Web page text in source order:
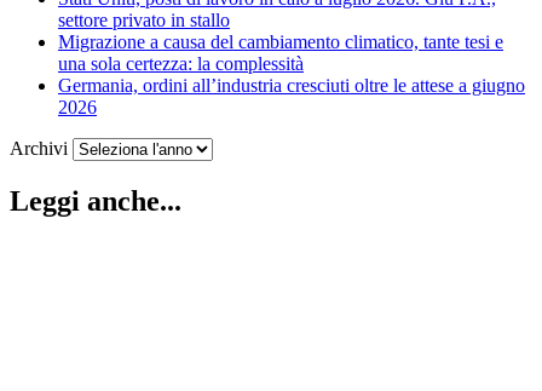
settore privato in stallo
Migrazione a causa del cambiamento climatico, tante tesi e
una sola certezza: la complessità
Germania, ordini all’industria cresciuti oltre le attese a giugno
2026
Archivi
Leggi anche...